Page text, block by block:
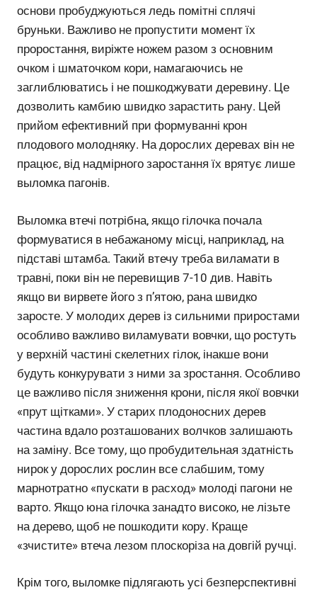
основи пробуджуються ледь помітні сплячі
бруньки. Важливо не пропустити момент їх
проростання, виріжте ножем разом з основним
очком і шматочком кори, намагаючись не
заглиблюватись і не пошкоджувати деревину. Це
дозволить камбию швидко зарастить рану. Цей
прийом ефективний при формуванні крон
плодового молодняку. На дорослих деревах він не
працює, від надмірного заростання їх врятує лише
выломка пагонів.
Выломка втечі потрібна, якщо гілочка почала
формуватися в небажаному місці, наприклад, на
підставі штамба. Такий втечу треба виламати в
травні, поки він не перевищив 7-10 див. Навіть
якщо ви вирвете його з п’ятою, рана швидко
заросте. У молодих дерев із сильними приростами
особливо важливо виламувати вовчки, що ростуть
у верхній частині скелетних гілок, інакше вони
будуть конкурувати з ними за зростання. Особливо
це важливо після зниження крони, після якої вовчки
«прут щітками». У старих плодоносних дерев
частина вдало розташованих волчков залишають
на заміну. Все тому, що пробудительная здатність
нирок у дорослих рослин все слабшим, тому
марнотратно «пускати в расход» молоді пагони не
варто. Якщо юна гілочка занадто високо, не лізьте
на дерево, щоб не пошкодити кору. Краще
«зчистите» втеча лезом плоскоріза на довгій ручці.
Крім того, выломке підлягають усі безперспективні